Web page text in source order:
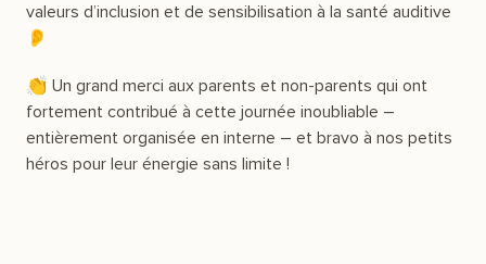
valeurs d’inclusion et de sensibilisation à la santé auditive
👂
👏 Un grand merci aux parents et non-parents qui ont
fortement contribué à cette journée inoubliable –
entièrement organisée en interne – et bravo à nos petits
héros pour leur énergie sans limite !